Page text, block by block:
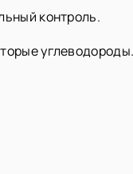
контроль.
углеводороды.